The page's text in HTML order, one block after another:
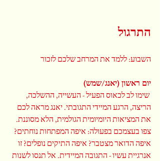
התרגול
השבוע: ללמד את המרחב שלכם לזכור
יום ראשון (יאנג/שמש)
שימו לב לכאוס הפעיל - העשייה, ההשלכה,
הריצה, הרגע המיידי התגובתי. יאנג מראה לכם
את המציאות היומיומית הגולמית, הלא מסוננת.
צפו בעצמכם בפעולה: איפה המפתחות נוחתים?
איפה הדואר מצטבר? איפה התיקים נופלים? זו
אנרגיית עשיו - התגובה המיידית. אל תנסו לשנות